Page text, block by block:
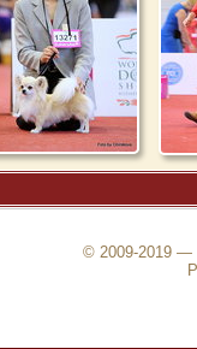
© 2009-2019 —